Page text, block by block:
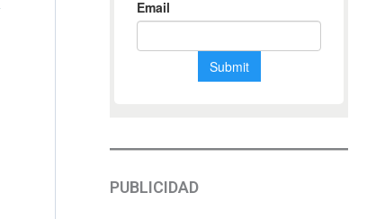
PUBLICIDAD